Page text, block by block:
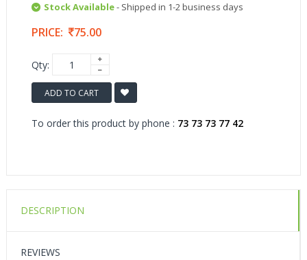
Stock Available- Shipped in 1-2 business days
PRICE: 75.00
Qty:
ADD TO CART
To order this product by phone : 73 73 73 77 42
DESCRIPTION
REVIEWS